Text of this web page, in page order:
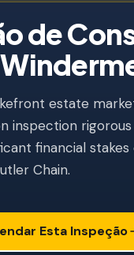
de
estate
inspection
financial
Chain.
Esta Inspeção